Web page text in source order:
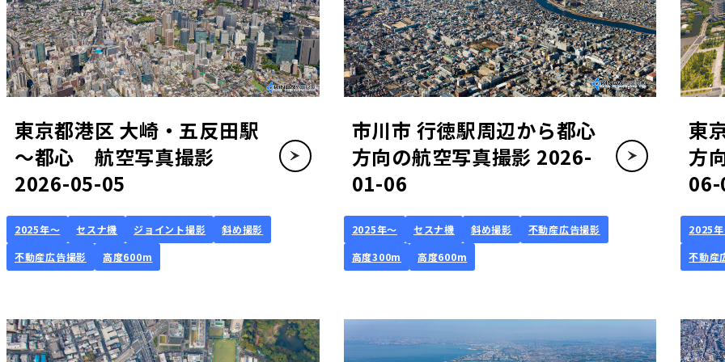
東京都港区 大崎・五反田駅
～都心 航空写真撮影
2026-05-05
2025年～ セスナ機 ジョイント撮影
斜め撮影
不動産広告撮影
高度600m
市川市 行徳駅周辺から都心
方向の航空写真撮影 2026-
01-06
2025年～ セスナ機 斜め撮影
不動産広告撮影
高度300m
高度600m
東
方
2025
不動産